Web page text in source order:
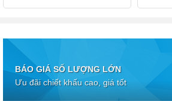
BÁO GIÁ SỐ LƯỢNG LỚN
Ưu đãi chiết khấu cao, giá tốt